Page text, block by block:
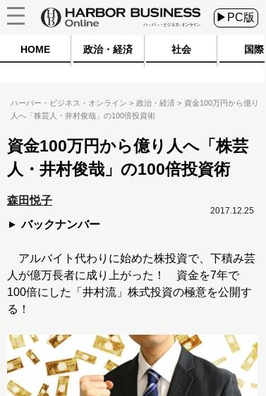
▶PC版
HOME 政治・経済 社会 国際
ハーバー・ビジネス・オンライン 政治・経済
資金100万円から億り
人へ「株芸人・井村俊哉」の100倍投資術
資金100万円から億り人へ「株芸
人・井村俊哉」の100倍投資術
森田悦子
バックナンバー
2017.12.25
アルバイト代わりに始めた株投資で、下積み芸
人が億万長者に成り上がった！ 資金を7年で
100倍にした「井村流」株式投資の極意を公開す
る！